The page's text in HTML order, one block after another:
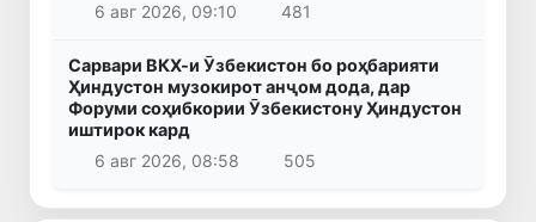
6 авг 2026, 09:10
481
Сарвари ВКХ-и Ӯзбекистон бо роҳбарияти
Ҳиндустон музокирот анҷом дода, дар
Форуми соҳибкории Ӯзбекистону Ҳиндустон
иштирок кард
6 авг 2026, 08:58
505